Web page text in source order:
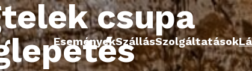
EseményekSzállásSzolgáltatások
csupa